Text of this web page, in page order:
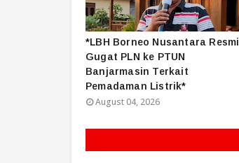
*LBH Borneo Nusantara Resmi
Gugat PLN ke PTUN
Banjarmasin Terkait
Pemadaman Listrik*
August 04, 2026